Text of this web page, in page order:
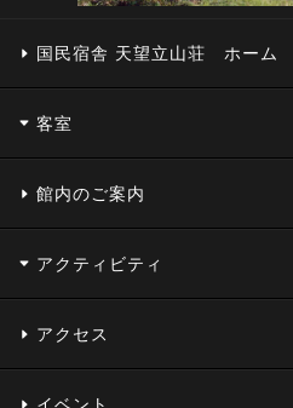
国民宿舎 天望立山荘 ホーム
客室
館内のご案内
アクティビティ
アクセス